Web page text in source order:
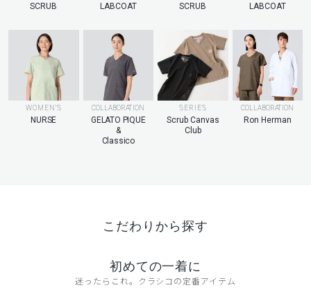
SCRUB LABCOAT SCRUB LABCOAT
WOMEN’S
NURSE
COLLABORATION
GELATO PIQUE
&
Classico
SERIES
Scrub Canvas
Club
COLLABORATION
Ron Herman
こだわりから探す
初めての一着に
迷ったらこれ。クラシコの定番アイテム